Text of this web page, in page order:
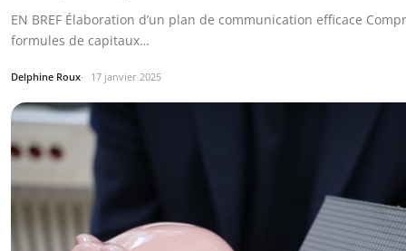
EN BREF Élaboration d’un plan de communication efficace
formules de capitaux…
Delphine Roux 17 janvier 2025